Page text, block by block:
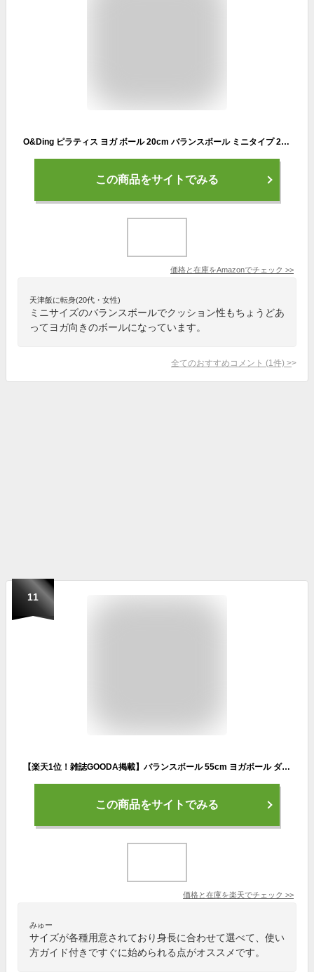
O&Ding ピラティス ヨガ ボール 20cm バランスボール ミニタイプ 2 個セット (ブルー)
この商品をサイトでみる
価格と在庫をAmazonでチェック >>
天津飯に転身(20代・女性)
ミニサイズのバランスボールでクッション性もちょうどあ
ってヨガ向きのボールになっています。
全てのおすすめコメント (1 件) >
11
【楽天1位！雑誌GOODA掲載】バランスボール 55cm ヨガボール ダイエット エクササイズ ヨガ ピラティス ダイエット器具 ストレッチ 体幹トレーニング 人気 エクササイズボール 運動 フットポンプ付 メーカー保証付き
この商品をサイトでみる
価格と在庫を楽天でチェック >>
みゅー
サイズが各種用意されており身長に合わせて選べて、使い
方ガイド付きですぐに始められる点がオススメです。